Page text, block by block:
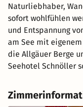
Naturliebhaber,
sofort wohlfühlen
und Entspannung
am See mit
die Allgäuer Berge
Seehotel Schnöller